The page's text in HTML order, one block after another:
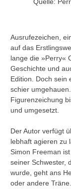
Quelle:
Ausrufezeichen,
auf das
lange die »Perry«
Geschichte und
Edition. Doch sein
schier
Figurenzeichung
und umgesetzt.
Der Autor verfügt
lebhaft agieren zu
Simon Freeman
seiner Schwester,
wurde, geht ans
oder andere